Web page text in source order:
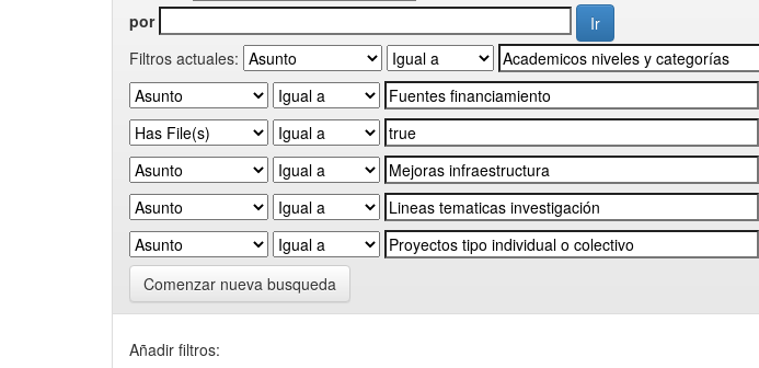
por
Filtros actuales:
Comenzar nueva busqueda
Añadir filtros: